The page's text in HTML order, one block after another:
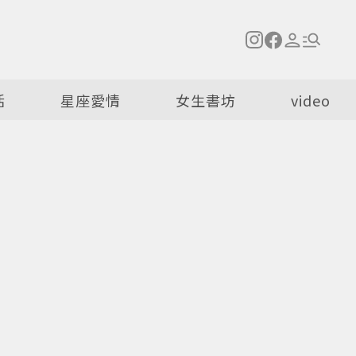
星座愛情 女生書坊 video